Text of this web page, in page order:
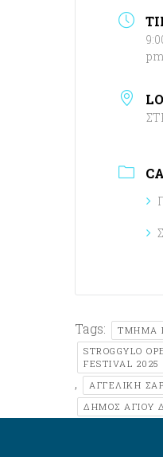
pm
Tags: ΤΜΗΜΑ
STROGGYLO
FESTIVAL 2025
, ΑΓΓΕΛΙΚΉ
ΔΉΜΟΣ ΑΓΊΟΥ